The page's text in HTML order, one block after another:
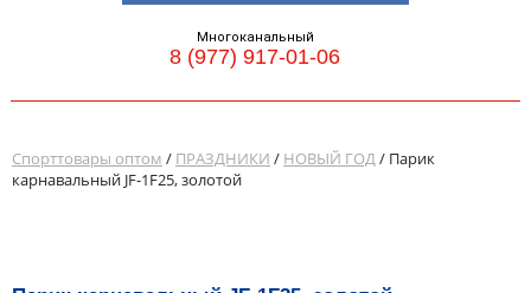
Многоканальный
8 (977) 917-01-06
Спорттовары оптом / ПРАЗДНИКИ / НОВЫЙ ГОД/ Парик
карнавальный JF-1F25, золотой